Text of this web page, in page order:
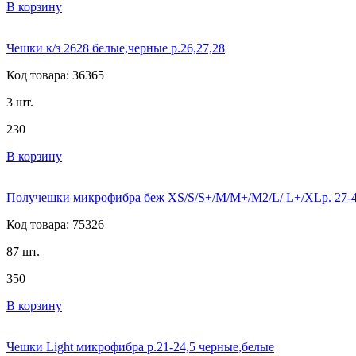
В корзину
Чешки к/з 2628 белые,черные р.26,27,28
Код товара: 36365
3 шт.
230
В корзину
Получешки микрофибра беж XS/S/S+/M/M+/M2/L/ L+/XLр. 27-
Код товара: 75326
87 шт.
350
В корзину
Чешки Light микрофибра р.21-24,5 черные,белые